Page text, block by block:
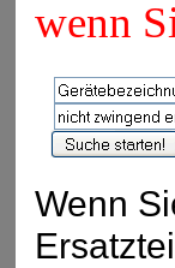
wenn
Wenn